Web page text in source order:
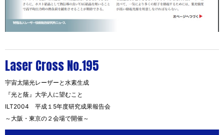
Laser Cross No.195
宇宙太陽光レーザーと水素生成
『光と蔭』大学人に望むこと
ILT2004 平成１5年度研究成果報告会
～大阪・東京の２会場で開催～